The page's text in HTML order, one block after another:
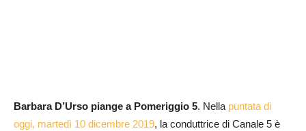
Barbara D’Urso piange a Pomeriggio 5. Nella puntata di
oggi, martedì 10 dicembre 2019, la conduttrice di Canale 5 è